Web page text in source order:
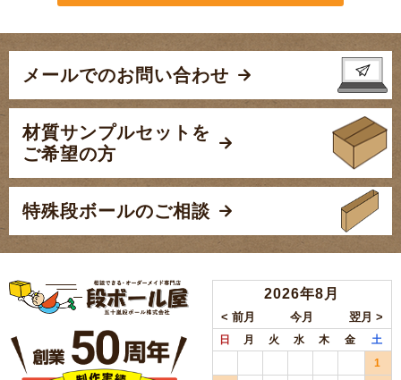
メールでのお問い合わせ
材質サンプルセットを
ご希望の方
特殊段ボールのご相談
2026年8月
日 月 火 水 木 金
土
1